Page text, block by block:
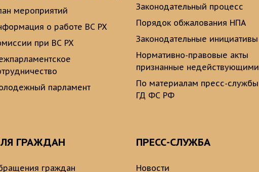
мероприятий
о работе ВС РХ
при ВС РХ
парламент
Законодательный процесс
Порядок обжалования НПА
Законодательные инициативы
Нормативно-правовые акты
признанные недействующими
По материалам пресс-службы
ГД ФС РФ
ГРАЖДАН
граждан
ПРЕСС-СЛУЖБА
Новости